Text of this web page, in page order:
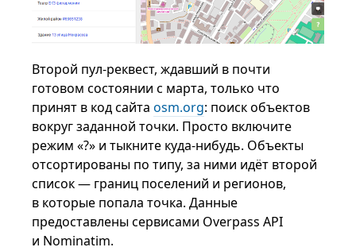
Второй пул-реквест, ждавший в почти
готовом состоянии с марта, только что
принят в код сайтаosm.org: поиск объектов
вокруг заданной точки. Просто включите
режим «?» и тыкните куда-нибудь. Объекты
отсортированы по типу, за ними идёт второй
список — границ поселений и регионов,
в которые попала точка. Данные
предоставлены сервисами Overpass API
и Nominatim.